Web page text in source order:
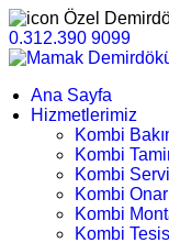
Özel
0.312.390 9099
Ana Sayfa
Hizmetlerimiz
Kombi
Kombi
Kombi
Kombi
Kombi
Kombi